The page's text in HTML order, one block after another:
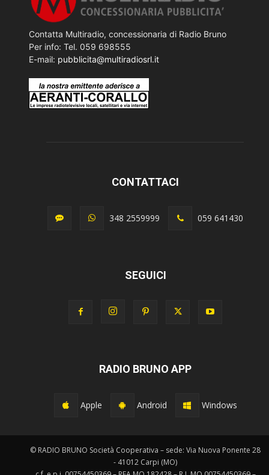
Contatta Multiradio, concessionaria di Radio Bruno
Per info: Tel. 059 698555
E-mail: pubblicita@multiradiosrl.it
CONTATTACI
348 2559999 059 641430
SEGUICI
RADIO BRUNO APP
Apple Android Windows
© RADIO BRUNO Società Cooperativa – sede: Via Nuova Ponente 28
- 41012 Carpi (MO)